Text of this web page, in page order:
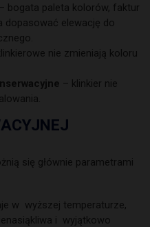
– bogata paleta kolorów, faktur
dopasować elewację do
nie zmieniają koloru
– klinkier nie
się głównie parametrami
w wyższej temperaturze,
i wyjątkowo